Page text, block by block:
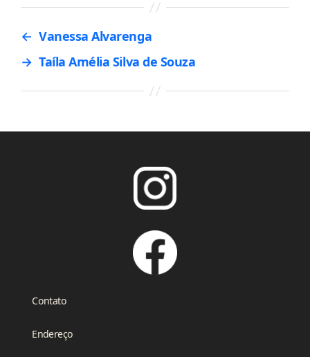
← Vanessa Alvarenga
→ Taíla Amélia Silva de Souza
Contato
Endereço